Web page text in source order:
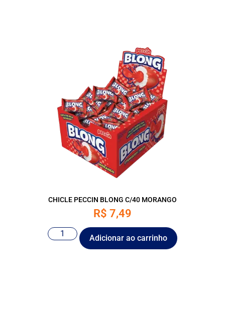
CHICLE PECCIN BLONG C/40 MORANGO
R$ 7,49
Adicionar ao carrinho